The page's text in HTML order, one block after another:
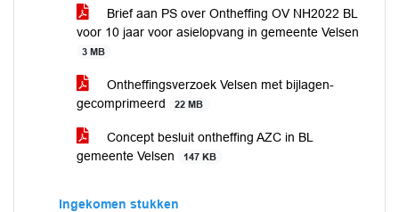
Brief aan PS over Ontheffing OV NH2022 BL
voor 10 jaar voor asielopvang in gemeente Velsen
3 MB
Ontheffingsverzoek Velsen met bijlagen-
gecomprimeerd
22 MB
Concept besluit ontheffing AZC in BL
gemeente Velsen
147 KB
Ingekomen stukken